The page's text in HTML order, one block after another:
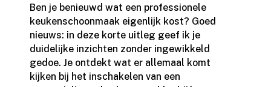
Ben je benieuwd wat een professionele
keukenschoonmaak eigenlijk kost? Goed
nieuws: in deze korte uitleg geef ik je
duidelijke inzichten zonder ingewikkeld
gedoe.​ Je ontdekt wat er allemaal komt
kijken bij het inschakelen van een